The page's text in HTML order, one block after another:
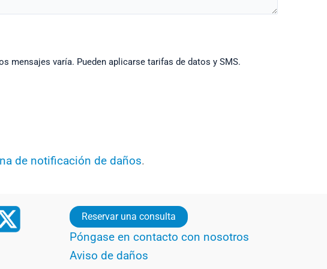
mensajes varía. Pueden aplicarse tarifas de datos y SMS.
de notificación de daños.
Reservar una consulta
Póngase en contacto con nosotros
Aviso de daños